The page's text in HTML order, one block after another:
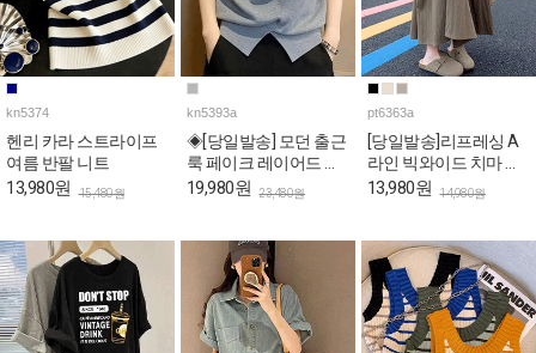
kn5374
헨리 카라 스트라이프
여름 반팔 니트
13,980원 15,480원
kn5393a
◈[당일발송] 모던 출근
룩 페이크 레이어드 반
팔 니트
19,980원 23,480원
pt6363a
[당일발송]리프레싱 A
라인 빅와이드 치마 밴
딩 팬츠
13,980원 14,980원